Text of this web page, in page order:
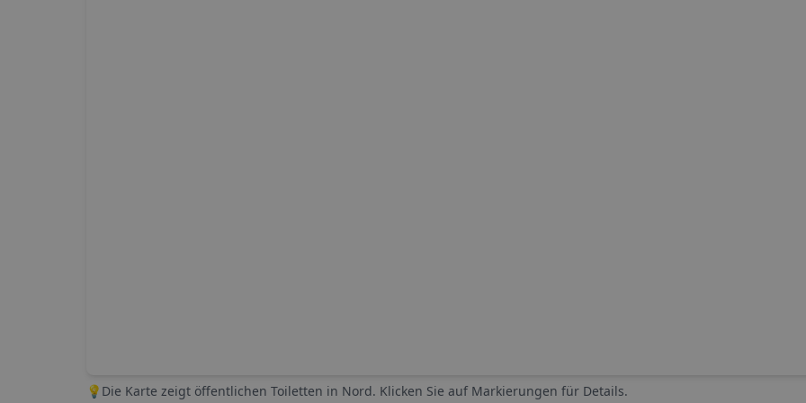
💡 Die Karte zeigt öffentlichen Toiletten in Nord. Klicken Sie auf Markierungen für Details.